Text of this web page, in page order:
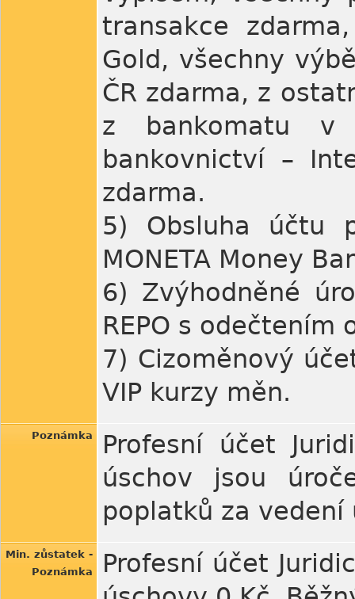
transakce
Gold, všechny
ČR zdarma, z
z bankomatu v
bankovnictví –
zdarma.
5) Obsluha účtu
MONETA Money
6) Zvýhodněné
REPO s odečtením
7) Cizoměnový
VIP kurzy měn.
Poznámka
Profesní účet
úschov jsou
poplatků za
Min. zůstatek -
Poznámka
Profesní účet